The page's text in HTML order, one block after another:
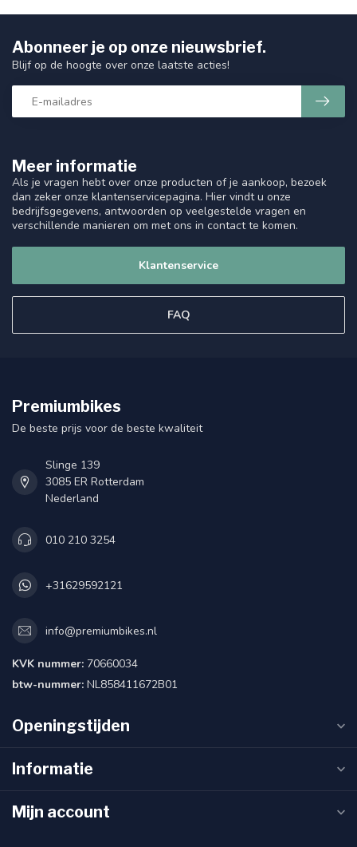
Meer informatie
Als je vragen hebt over onze producten of je aankoop, bezoek
dan zeker onze klantenservicepagina. Hier vindt u onze
bedrijfsgegevens, antwoorden op veelgestelde vragen en
verschillende manieren om met ons in contact te komen.
Klantenservice
FAQ
Abonneer je op onze nieuwsbrief.
Blijf op de hoogte over onze laatste acties!
Premiumbikes
De beste prijs voor de beste kwaliteit
Slinge 139
3085 ER Rotterdam
Nederland
010 210 3254
+31629592121
info@premiumbikes.nl
KVK nummer: 70660034
btw-nummer: NL858411672B01
Openingstijden
Informatie
Mijn account